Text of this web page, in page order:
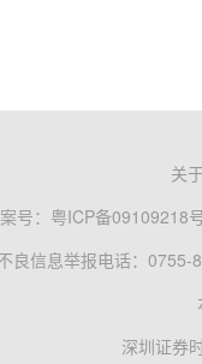
关
号： 粤ICP备09109218
良信息举报电话：0755-
深圳证券